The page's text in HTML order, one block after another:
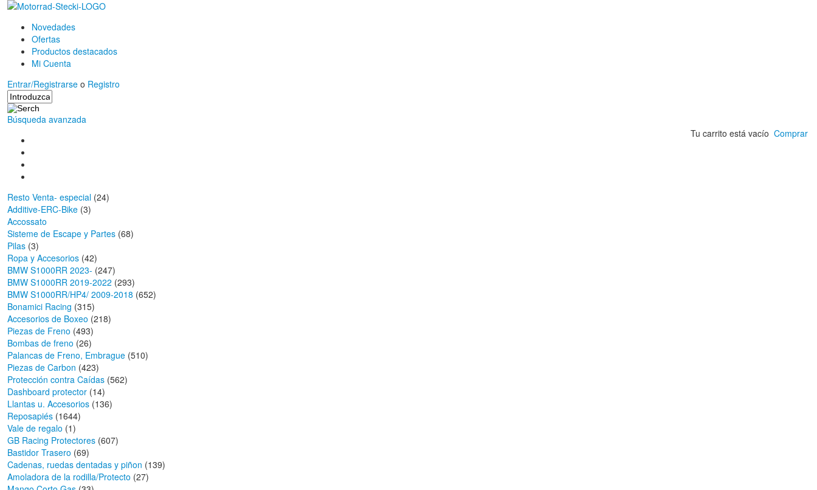
Novedades
Ofertas
Productos destacados
Mi Cuenta
Entrar/Registrarse o Registro
Búsqueda avanzada
Tu carrito está vacío Comprar
Resto Venta- especial (24)
Additive-ERC-Bike (3)
Accossato
Sisteme de Escape y Partes (68)
Pilas (3)
Ropa y Accesorios (42)
BMW S1000RR 2023- (247)
BMW S1000RR 2019-2022 (293)
BMW S1000RR/HP4/ 2009-2018 (652)
Bonamici Racing (315)
Accesorios de Boxeo (218)
Piezas de Freno (493)
Bombas de freno (26)
Palancas de Freno, Embrague (510)
Piezas de Carbon (423)
Protección contra Caídas (562)
Dashboard protector (14)
Llantas u. Accesorios (136)
Reposapiés (1644)
Vale de regalo (1)
GB Racing Protectores (607)
Bastidor Trasero (69)
Cadenas, ruedas dentadas y piñon (139)
Amoladora de la rodilla/Protecto (27)